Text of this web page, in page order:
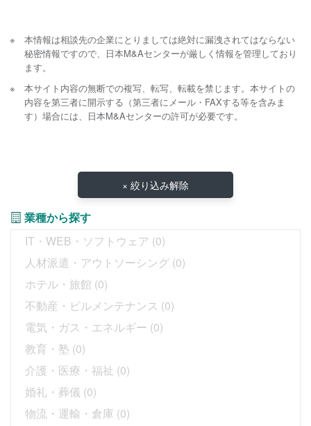
本情報は相談先の企業にとりましては絶対に漏洩されてはならない
秘密情報ですので、日本M&Aセンターが厳しく情報を管理しており
ます。
本サイト内容の無断での複写、転写、転載を禁じます。本サイトの
内容を第三者に開示する（第三者にメール・FAXする等を含みま
す）場合には、日本M&Aセンターの許可が必要です。
× 絞り込み解除
業種から探す
IT・WEB・ソフトウェア (0)
人材派遣・アウトソーシング (0)
ホテル・旅館 (0)
不動産・ビルメンテナンス (0)
電気・ガス・エネルギー (0)
教育・塾 (0)
介護・医療・福祉 (0)
婚礼・葬儀 (0)
物流・運輸・倉庫 (0)